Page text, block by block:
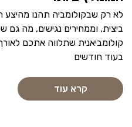
לא רק שבקולומביה תהנו מהיצע
ביצית, וממחירים נגישים, מה
קולומביאנית שתלווה אתכם
בעוד חודשים
קרא עוד